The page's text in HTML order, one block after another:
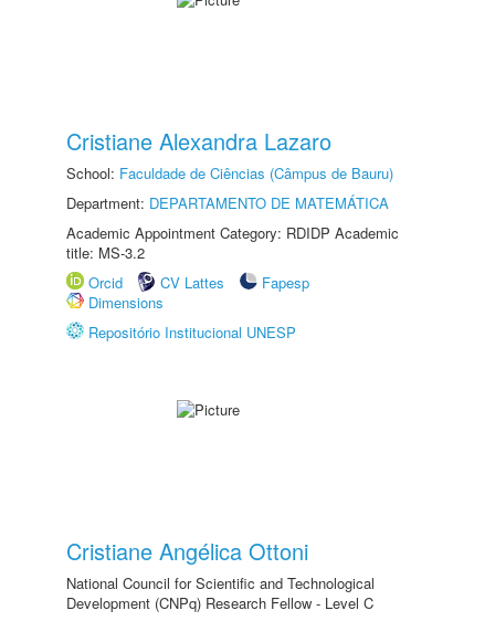
Cristiane Alexandra Lazaro
School: Faculdade de Ciências (Câmpus de Bauru)
Department: DEPARTAMENTO DE MATEMÁTICA
Academic Appointment Category: RDIDP Academic
title: MS-3.2
Orcid
CV Lattes
Fapesp
Dimensions
Repositório Institucional UNESP
Cristiane Angélica Ottoni
National Council for Scientific and Technological
Development (CNPq) Research Fellow - Level C